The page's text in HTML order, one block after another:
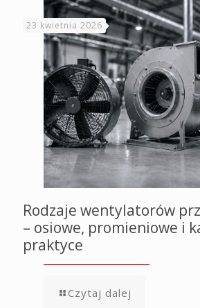
23 kwietnia 2026
Rodzaje wentylatorów
– osiowe, promieniowe i
praktyce
Czytaj dalej